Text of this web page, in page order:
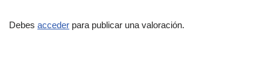
Debes acceder para publicar una valoración.